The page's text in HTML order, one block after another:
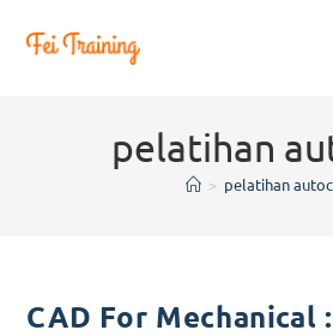
pelatihan
> pelatihan
CAD For Mechanical